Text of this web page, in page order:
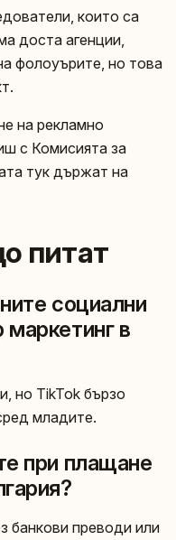
които са
доста агенции,
фолоуърите, но това
на рекламно
с Комисията за
тук държат на
питат
социални
в
но TikTok бързо
младите.
при плащане
банкови преводи или